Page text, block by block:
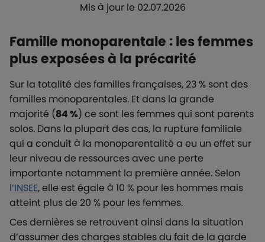
Mis à jour le 02.07.2026
Famille monoparentale : les femmes
plus exposées à la précarité
Sur la totalité des familles françaises, 23 % sont des
familles monoparentales. Et dans la grande
majorité (84 %) ce sont les femmes qui sont parents
solos. Dans la plupart des cas, la rupture familiale
qui a conduit à la monoparentalité a eu un effet sur
leur niveau de ressources avec une perte
importante notamment la première année. Selon
l’INSEE, elle est égale à 10 % pour les hommes mais
atteint plus de 20 % pour les femmes.
Ces dernières se retrouvent ainsi dans la situation
d’assumer des charges stables du fait de la garde